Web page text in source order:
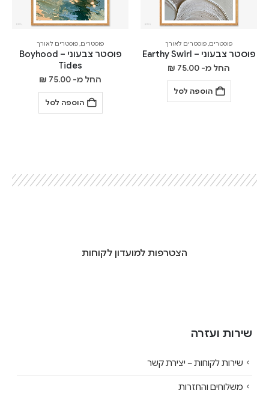
פוסטרים,פוסטרים לאורך
פוסטר צבעוני – Earthy Swirl
החל מ- ₪ 75.00
הוספה לסל
פוסטרים,פוסטרים לאורך
פוסטר צבעוני – Boyhood
Tides
החל מ- ₪ 75.00
הוספה לסל
הצטרפות למועדון לקוחות
שירות ועזרה
שירות לקוחות – יצירת קשר
משלוחים והחזרות